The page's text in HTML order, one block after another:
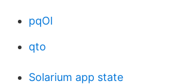
pqOl
qto
Solarium app state